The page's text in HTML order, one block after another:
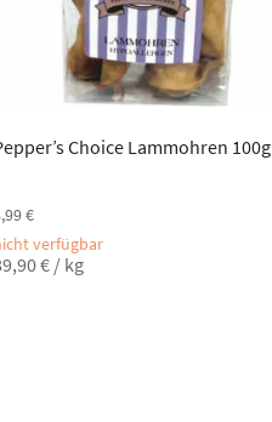
Choice Lammohren 100g
€
verfügbar
€ / kg